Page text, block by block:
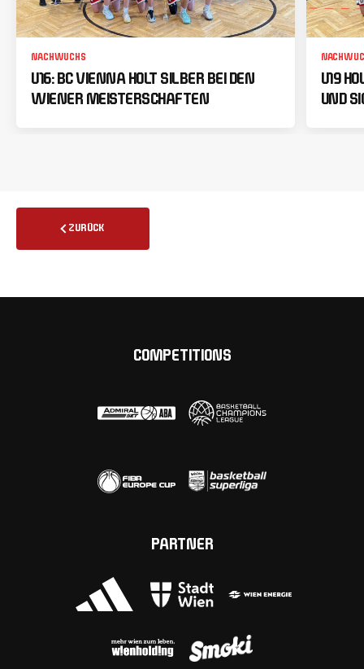
NACHWUCHS
U16: BC VIENNA HOLT SILBER BEI DEN
WIENER MEISTERSCHAFTEN
U19
UND
ZURÜCK
COMPETITIONS
PARTNER